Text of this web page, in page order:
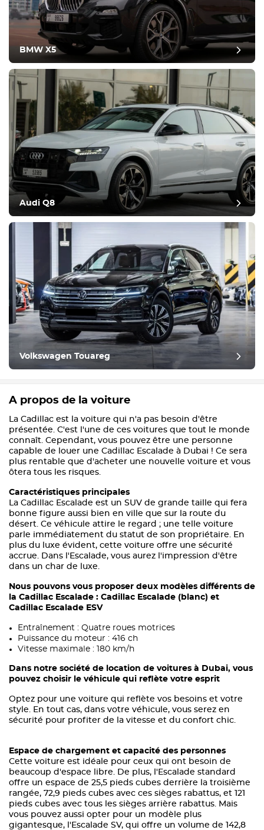
BMW X5
Audi Q8
Volkswagen Touareg
A propos de la voiture
La Cadillac est la voiture qui n'a pas besoin d'être
présentée. C'est l'une de ces voitures que tout le monde
connaît. Cependant, vous pouvez être une personne
capable de louer une Cadillac Escalade à Dubai ! Ce sera
plus rentable que d'acheter une nouvelle voiture et vous
ôtera tous les risques.
Caractéristiques principales
La Cadillac Escalade est un SUV de grande taille qui fera
bonne figure aussi bien en ville que sur la route du
désert. Ce véhicule attire le regard ; une telle voiture
parle immédiatement du statut de son propriétaire. En
plus du luxe évident, cette voiture offre une sécurité
accrue. Dans l'Escalade, vous aurez l'impression d'être
dans un char de luxe.
Nous pouvons vous proposer deux modèles différents de
la Cadillac Escalade : Cadillac Escalade (blanc) et
Cadillac Escalade ESV
Entraînement : Quatre roues motrices
Puissance du moteur : 416 ch
Vitesse maximale : 180 km/h
Dans notre société de location de voitures à Dubai, vous
pouvez choisir le véhicule qui reflète votre esprit
Optez pour une voiture qui reflète vos besoins et votre
style. En tout cas, dans votre véhicule, vous serez en
sécurité pour profiter de la vitesse et du confort chic.
Espace de chargement et capacité des personnes
Cette voiture est idéale pour ceux qui ont besoin de
beaucoup d'espace libre. De plus, l'Escalade standard
offre un espace de 25,5 pieds cubes derrière la troisième
rangée, 72,9 pieds cubes avec ces sièges rabattus, et 121
pieds cubes avec tous les sièges arrière rabattus. Mais
vous pouvez aussi opter pour un modèle plus
gigantesque, l'Escalade SV, qui offre un volume de 142,8